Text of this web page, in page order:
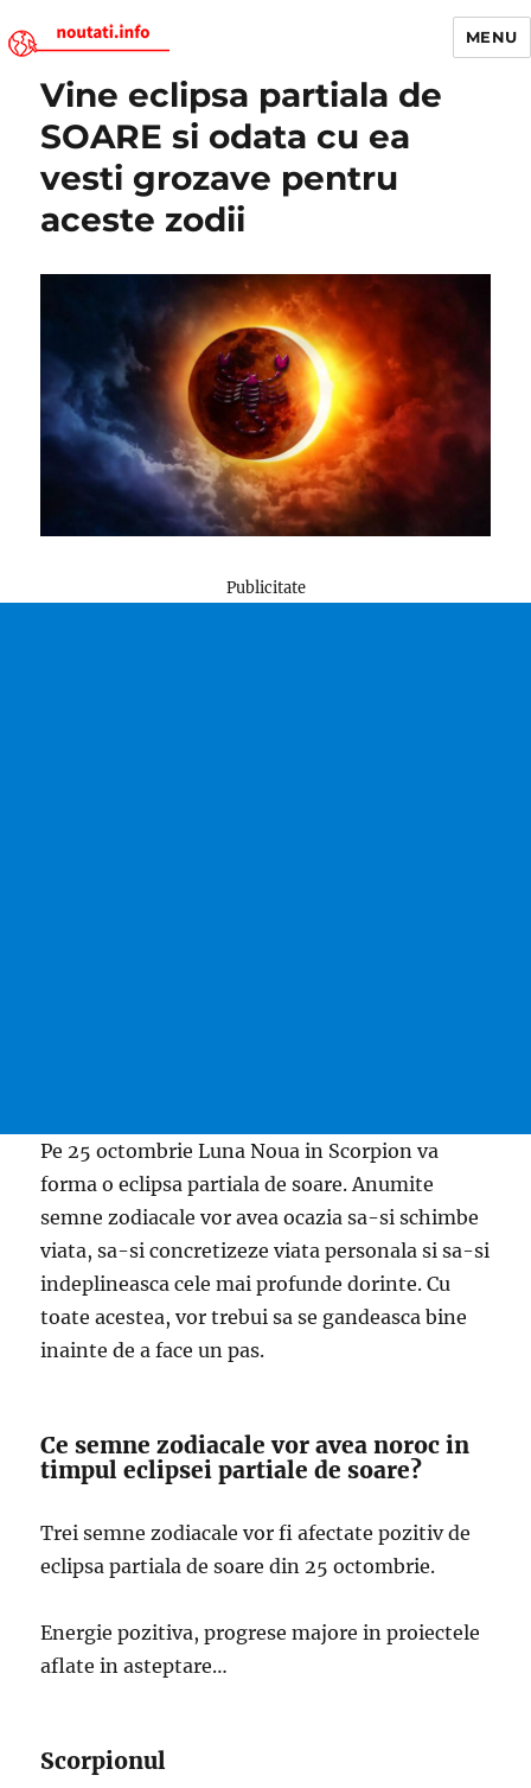
Noutati.Info
MENU
Vine eclipsa partiala de
SOARE si odata cu ea
vesti grozave pentru
aceste zodii
Publicitate
Pe 25 octombrie Luna Noua in Scorpion va
forma o eclipsa partiala de soare. Anumite
semne zodiacale vor avea ocazia sa-si schimbe
viata, sa-si concretizeze viata personala si sa-si
indeplineasca cele mai profunde dorinte. Cu
toate acestea, vor trebui sa se gandeasca bine
inainte de a face un pas.
Ce semne zodiacale vor avea noroc in
timpul eclipsei partiale de soare?
Trei semne zodiacale vor fi afectate pozitiv de
eclipsa partiala de soare din 25 octombrie.
Energie pozitiva, progrese majore in proiectele
aflate in asteptare…
Scorpionul